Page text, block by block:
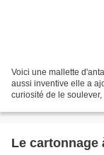
Voici une mallette
aussi inventive elle a
curiosité de le
Le cartonnage